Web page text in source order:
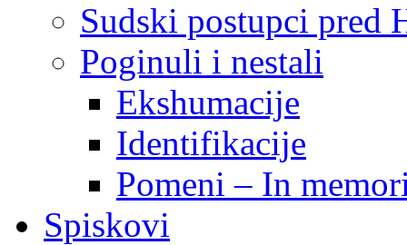
Sudski postupci pred
Poginuli i nestali
Ekshumacije
Identifikacije
Pomeni – In
Spiskovi